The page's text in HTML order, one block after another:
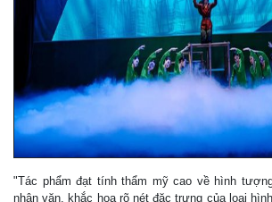
"Tác phẩm đạt tính thẩm mỹ cao về hình
nhân văn, khắc họa rõ nét đặc trưng của loại